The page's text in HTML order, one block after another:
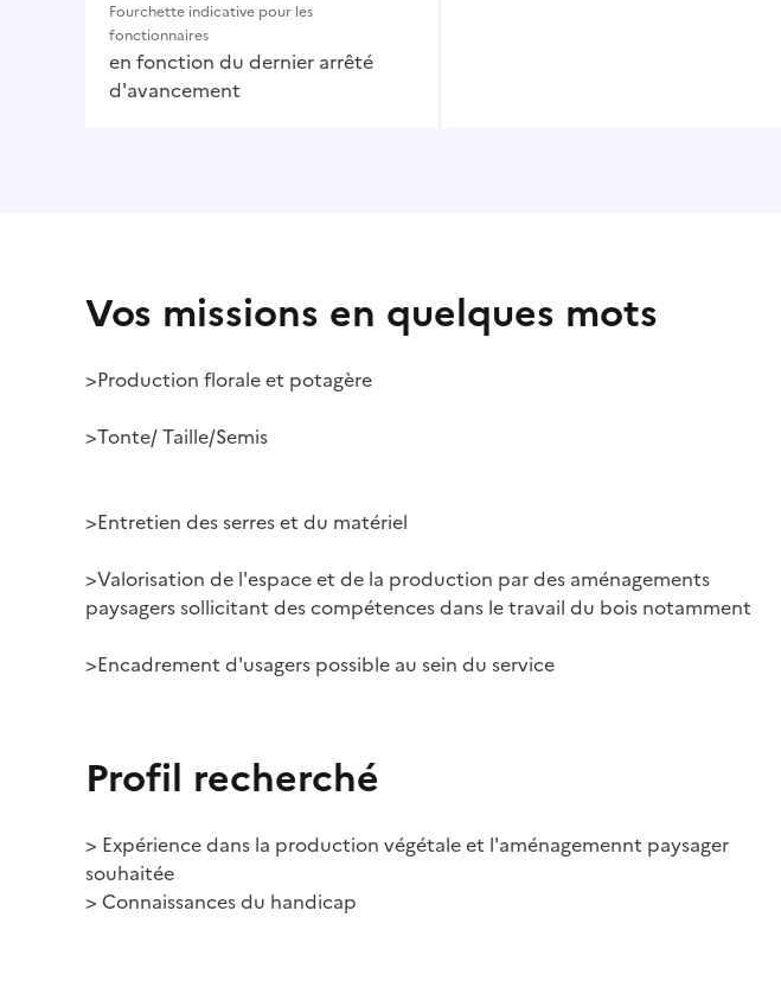
Fourchette indicative pour les
fonctionnaires
en fonction du dernier arrêté
d'avancement
Vos missions en quelques mots
>Production florale et potagère
>Tonte/ Taille/Semis
>Entretien des serres et du matériel
>Valorisation de l'espace et de la production par des aménagements
paysagers sollicitant des compétences dans le travail du bois notamment
>Encadrement d'usagers possible au sein du service
Profil recherché
> Expérience dans la production végétale et l'aménagemennt paysager
souhaitée
> Connaissances du handicap